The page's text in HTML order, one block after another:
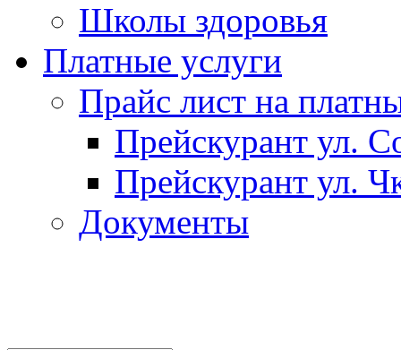
Школы здоровья
Платные услуги
Прайс лист на
Прейскурант ул.
Прейскурант ул.
Документы